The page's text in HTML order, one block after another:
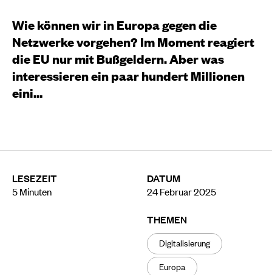
LESEZEIT
5Minuten
DATUM
24 Februar 2025
THEMEN
Digitalisierung
Europa
Wie können wir in Europa gegen die
Netzwerke vorgehen? Im Moment reagiert
die EU nur mit Bußgeldern. Aber was
interessieren ein paar hundert Millionen
eini…